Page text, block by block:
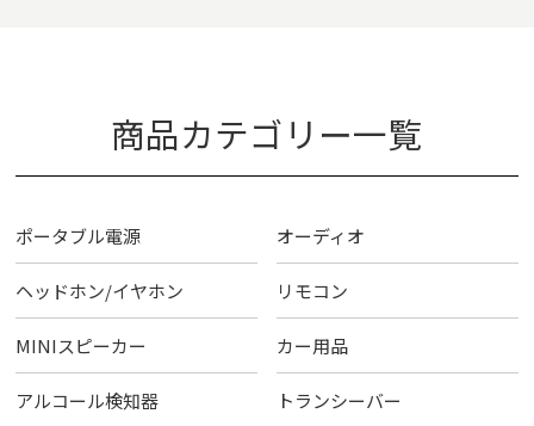
商品カテゴリー一覧
ポータブル電源 オーディオ
ヘッドホン/イヤホン リモコン
MINIスピーカー カー用品
アルコール検知器 トランシーバー